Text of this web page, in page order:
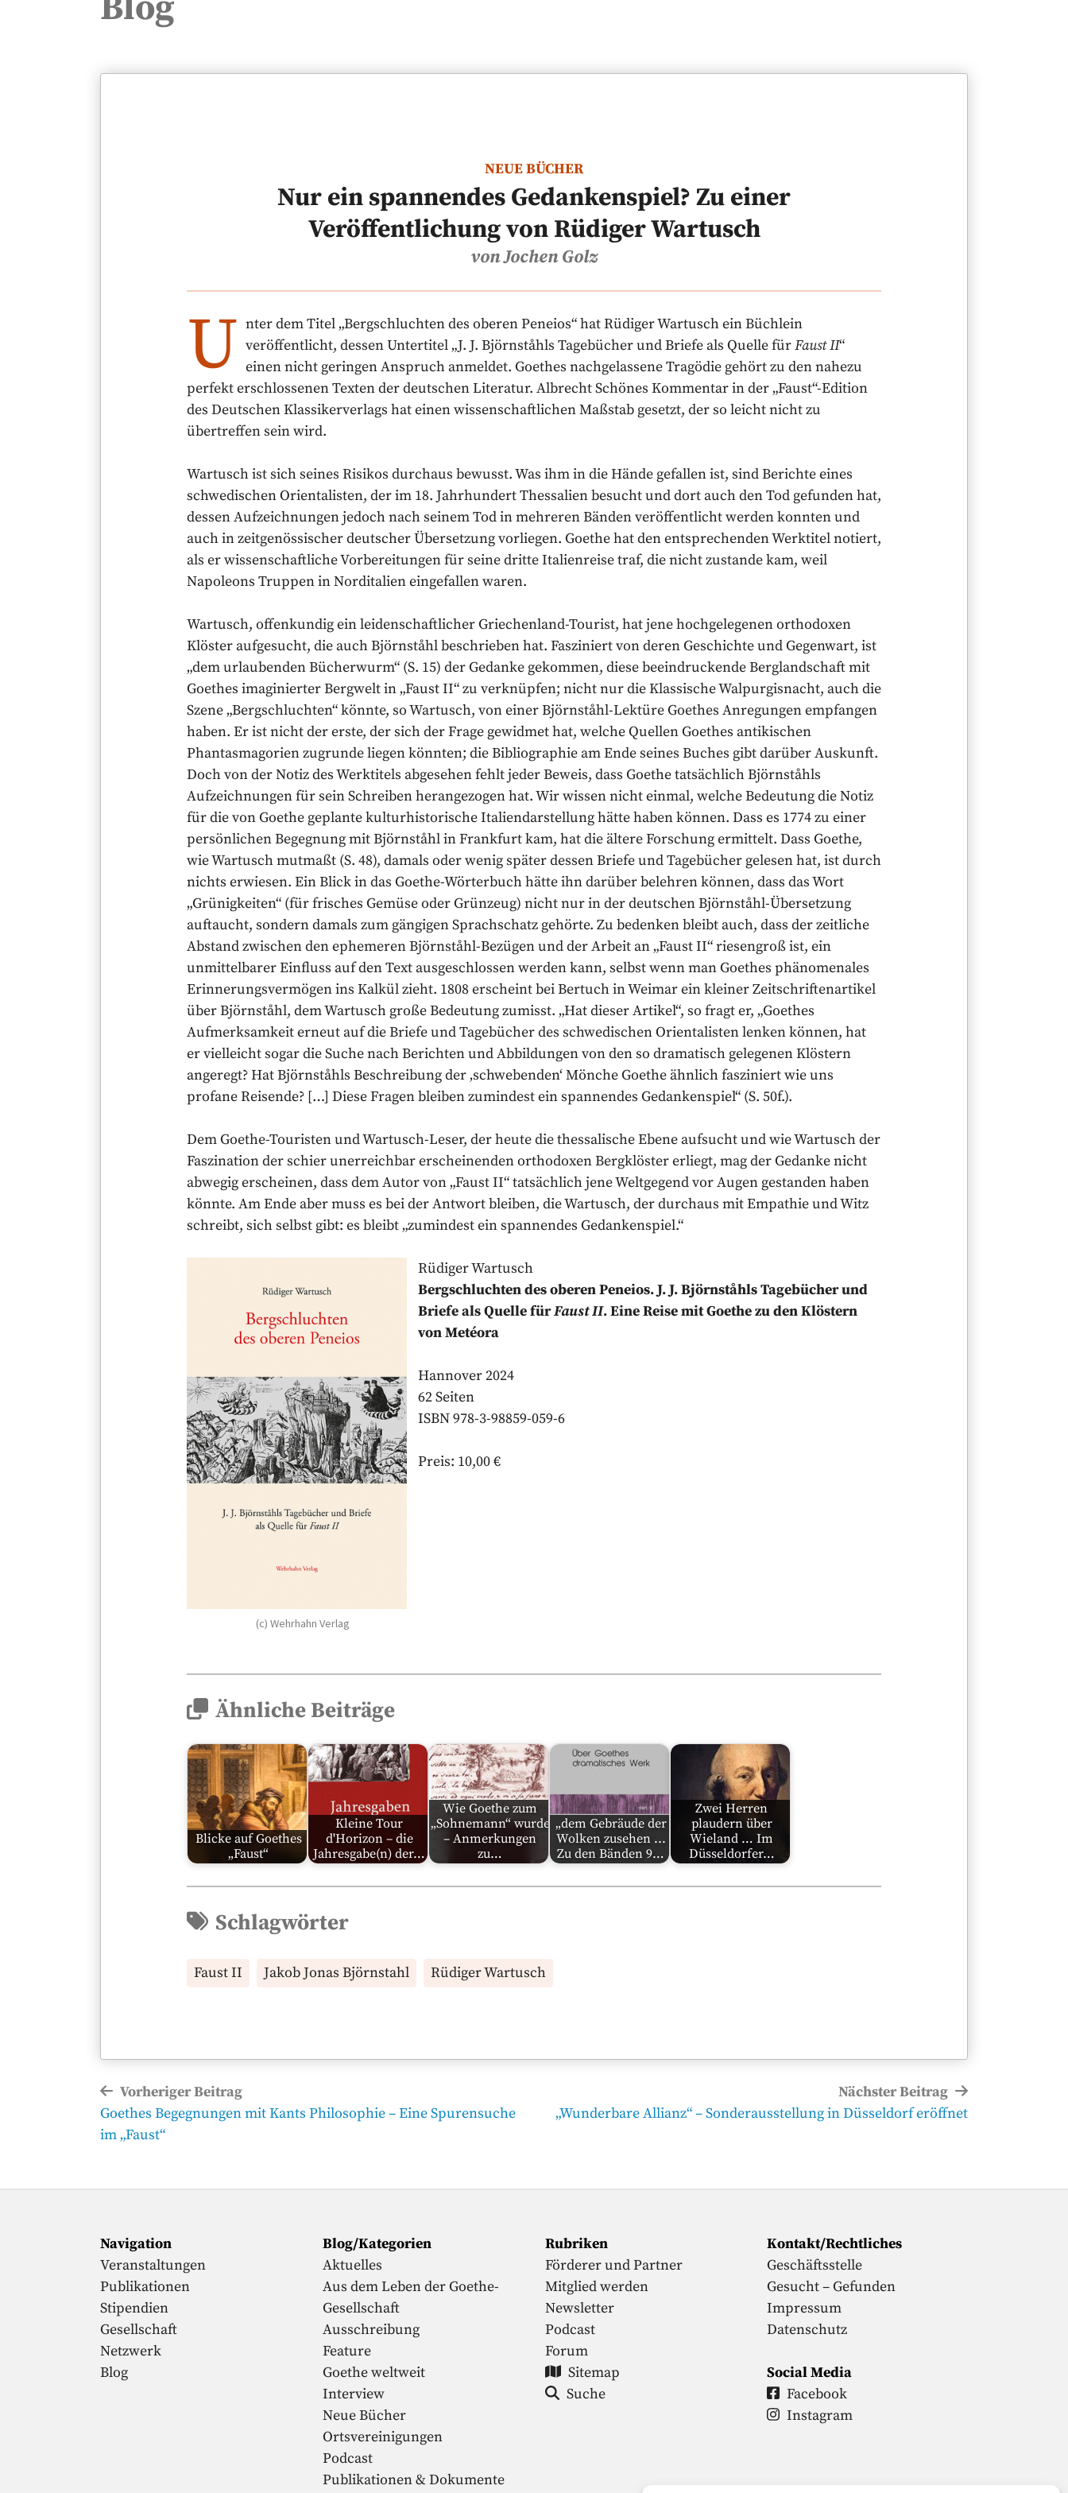
NEUE BÜCHER
Nur ein spannendes Gedankenspiel? Zu einer
Veröffentlichung von Rüdiger Wartusch
von Jochen Golz
U nter dem Titel „Bergschluchten des oberen Peneios“ hat Rüdiger Wartusch ein Büchlein
veröffentlicht, dessen Untertitel „J. J. Björnståhls Tagebücher und Briefe als Quelle fürFaust II“
einen nicht geringen Anspruch anmeldet. Goethes nachgelassene Tragödie gehört zu den nahezu
perfekt erschlossenen Texten der deutschen Literatur. Albrecht Schönes Kommentar in der „Faust“-Edition
des Deutschen Klassikerverlags hat einen wissenschaftlichen Maßstab gesetzt, der so leicht nicht zu
übertreffen sein wird.
Wartusch ist sich seines Risikos durchaus bewusst. Was ihm in die Hände gefallen ist, sind Berichte eines
schwedischen Orientalisten, der im 18. Jahrhundert Thessalien besucht und dort auch den Tod gefunden hat,
dessen Aufzeichnungen jedoch nach seinem Tod in mehreren Bänden veröffentlicht werden konnten und
auch in zeitgenössischer deutscher Übersetzung vorliegen. Goethe hat den entsprechenden Werktitel notiert,
als er wissenschaftliche Vorbereitungen für seine dritte Italienreise traf, die nicht zustande kam, weil
Napoleons Truppen in Norditalien eingefallen waren.
Wartusch, offenkundig ein leidenschaftlicher Griechenland-Tourist, hat jene hochgelegenen orthodoxen
Klöster aufgesucht, die auch Björnståhl beschrieben hat. Fasziniert von deren Geschichte und Gegenwart, ist
„dem urlaubenden Bücherwurm“ (S. 15) der Gedanke gekommen, diese beeindruckende Berglandschaft mit
Goethes imaginierter Bergwelt in „Faust II“ zu verknüpfen; nicht nur die Klassische Walpurgisnacht, auch die
Szene „Bergschluchten“ könnte, so Wartusch, von einer Björnståhl-Lektüre Goethes Anregungen empfangen
haben. Er ist nicht der erste, der sich der Frage gewidmet hat, welche Quellen Goethes antikischen
Phantasmagorien zugrunde liegen könnten; die Bibliographie am Ende seines Buches gibt darüber Auskunft.
Doch von der Notiz des Werktitels abgesehen fehlt jeder Beweis, dass Goethe tatsächlich Björnståhls
Aufzeichnungen für sein Schreiben herangezogen hat. Wir wissen nicht einmal, welche Bedeutung die Notiz
für die von Goethe geplante kulturhistorische Italiendarstellung hätte haben können. Dass es 1774 zu einer
persönlichen Begegnung mit Björnståhl in Frankfurt kam, hat die ältere Forschung ermittelt. Dass Goethe,
wie Wartusch mutmaßt (S. 48), damals oder wenig später dessen Briefe und Tagebücher gelesen hat, ist durch
nichts erwiesen. Ein Blick in das Goethe-Wörterbuch hätte ihn darüber belehren können, dass das Wort
„Grünigkeiten“ (für frisches Gemüse oder Grünzeug) nicht nur in der deutschen Björnståhl-Übersetzung
auftaucht, sondern damals zum gängigen Sprachschatz gehörte. Zu bedenken bleibt auch, dass der zeitliche
Abstand zwischen den ephemeren Björnståhl-Bezügen und der Arbeit an „Faust II“ riesengroß ist, ein
unmittelbarer Einfluss auf den Text ausgeschlossen werden kann, selbst wenn man Goethes phänomenales
Erinnerungsvermögen ins Kalkül zieht. 1808 erscheint bei Bertuch in Weimar ein kleiner Zeitschriftenartikel
über Björnståhl, dem Wartusch große Bedeutung zumisst. „Hat dieser Artikel“, so fragt er, „Goethes
Aufmerksamkeit erneut auf die Briefe und Tagebücher des schwedischen Orientalisten lenken können, hat
er vielleicht sogar die Suche nach Berichten und Abbildungen von den so dramatisch gelegenen Klöstern
angeregt? Hat Björnståhls Beschreibung der ‚schwebenden‘ Mönche Goethe ähnlich fasziniert wie uns
profane Reisende? […] Diese Fragen bleiben zumindest ein spannendes Gedankenspiel“ (S. 50f.).
Dem Goethe-Touristen und Wartusch-Leser, der heute die thessalische Ebene aufsucht und wie Wartusch der
Faszination der schier unerreichbar erscheinenden orthodoxen Bergklöster erliegt, mag der Gedanke nicht
abwegig erscheinen, dass dem Autor von „Faust II“ tatsächlich jene Weltgegend vor Augen gestanden haben
könnte. Am Ende aber muss es bei der Antwort bleiben, die Wartusch, der durchaus mit Empathie und Witz
schreibt, sich selbst gibt: es bleibt „zumindest ein spannendes Gedankenspiel.“
(c) Wehrhahn Verlag
Rüdiger Wartusch
Bergschluchten des oberen Peneios. J. J. Björnståhls Tagebücher und
Briefe als Quelle fürFaust II. Eine Reise mit Goethe zu den Klöstern
von Metéora
Hannover 2024
62 Seiten
ISBN 978-3-98859-059-6
Preis: 10,00 €
Ähnliche Beiträge
Blicke auf Goethes
„Faust“
Kleine Tour
d'Horizon – die
Jahresgabe(n) der…
Wie Goethe zum
„Sohnemann“ wurde
– Anmerkungen
zu…
„dem Gebräude der
Wolken zusehen ...
Zu den Bänden 9…
Zwei Herren
plaudern über
Wieland … Im
Düsseldorfer…
Schlagwörter
Faust II Jakob Jonas Björnstahl Rüdiger Wartusch
Beitragsnavigation
Vorheriger Beitrag
Vorheriger
Beitrag
Goethes Begegnungen mit Kants Philosophie – Eine Spurensuche
im „Faust“
Nächster Beitrag
Nächster
„Wunderbare Allianz“ – Sonderausstellung in Düsseldorf eröffnet
Navigation
Veranstaltungen
Publikationen
Stipendien
Gesellschaft
Netzwerk
Blog
Blog/Kategorien
Aktuelles
Aus dem Leben der Goethe-
Gesellschaft
Ausschreibung
Feature
Goethe weltweit
Interview
Neue Bücher
Ortsvereinigungen
Podcast
Publikationen & Dokumente
Rubriken
Förderer und Partner
Mitglied werden
Newsletter
Podcast
Forum
Sitemap
Suche
Kontakt/Rechtliches
Geschäftsstelle
Gesucht – Gefunden
Impressum
Datenschutz
Social Media
Facebook
Instagram